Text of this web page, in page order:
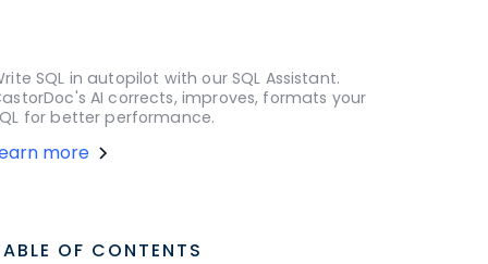
SQL in autopilot with our SQL Assistant.
AI corrects, improves, formats your
for better performance.
more
OF CONTENTS